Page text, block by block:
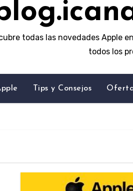
todas las novedades Apple
todos los
Tips y Consejos